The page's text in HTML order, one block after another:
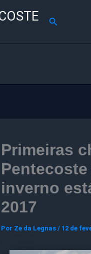
Pesquisar
Primeiras
inverno
2017
Por Ze da Legnas / 12 de